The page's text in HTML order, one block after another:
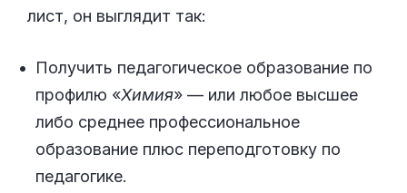
лист, он выглядит так:
Получить педагогическое образование по
профилю «Химия» — или любое высшее
либо среднее профессиональное
образование плюс переподготовку по
педагогике.